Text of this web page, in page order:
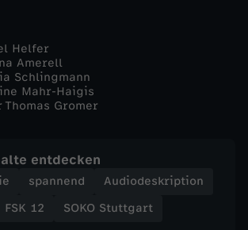
Helfer
Amerell
Schlingmann
Mahr-Haigis
Gromer
entdecken
spannend
Audiodeskription
FSK 12
SOKO Stuttgart